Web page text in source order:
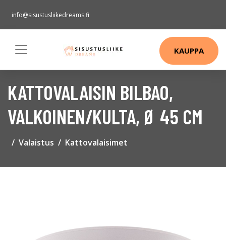
info@sisustusliikedreams.fi
KAUPPA
KATTOVALAISIN BILBAO,
VALKOINEN/KULTA, Ø 45 CM
Valaistus Kattovalaisimet